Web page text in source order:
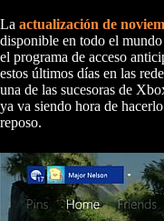
La actualización de
disponible en todo el
el programa de acceso
estos últimos días en las
una de las sucesoras de
ya va siendo hora de
reposo.